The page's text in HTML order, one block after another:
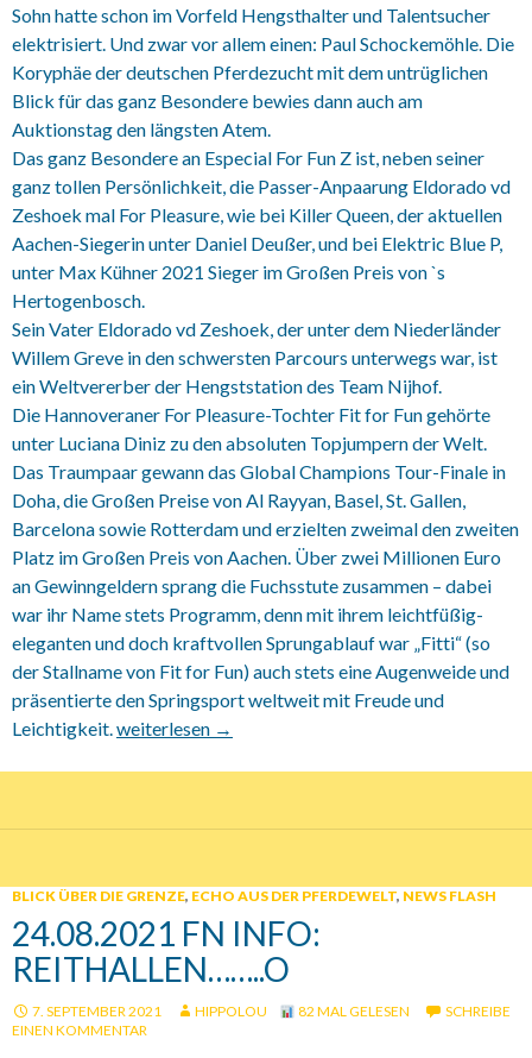
Sohn hatte schon im Vorfeld Hengsthalter und Talentsucher
elektrisiert. Und zwar vor allem einen: Paul Schockemöhle. Die
Koryphäe der deutschen Pferdezucht mit dem untrüglichen
Blick für das ganz Besondere bewies dann auch am
Auktionstag den längsten Atem.
Das ganz Besondere an Especial For Fun Z ist, neben seiner
ganz tollen Persönlichkeit, die Passer-Anpaarung Eldorado vd
Zeshoek mal For Pleasure, wie bei Killer Queen, der aktuellen
Aachen-Siegerin unter Daniel Deußer, und bei Elektric Blue P,
unter Max Kühner 2021 Sieger im Großen Preis von `s
Hertogenbosch.
Sein Vater Eldorado vd Zeshoek, der unter dem Niederländer
Willem Greve in den schwersten Parcours unterwegs war, ist
ein Weltvererber der Hengststation des Team Nijhof.
Die Hannoveraner For Pleasure-Tochter Fit for Fun gehörte
unter Luciana Diniz zu den absoluten Topjumpern der Welt.
Das Traumpaar gewann das Global Champions Tour-Finale in
Doha, die Großen Preise von Al Rayyan, Basel, St. Gallen,
Barcelona sowie Rotterdam und erzielten zweimal den zweiten
Platz im Großen Preis von Aachen. Über zwei Millionen Euro
an Gewinngeldern sprang die Fuchsstute zusammen – dabei
war ihr Name stets Programm, denn mit ihrem leichtfüßig-
eleganten und doch kraftvollen Sprungablauf war „Fitti“ (so
der Stallname von Fit for Fun) auch stets eine Augenweide und
präsentierte den Springsport weltweit mit Freude und
Leichtigkeit.2021 Quality Auktion in Zangersheide.. Weltrekord
weiterlesen →
BLICK ÜBER DIE GRENZE, ECHO AUS DER PFERDEWELT, NEWS FLASH
24.08.2021 FN INFO:
REITHALLEN……..O
7. SEPTEMBER 2021 HIPPOLOU 82 MAL GELESEN
SCHREIBE
EINEN KOMMENTAR